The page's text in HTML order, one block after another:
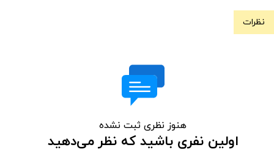
نظرات
هنوز نظری ثبت نشده
اولین نفری باشید که نظر می‌دهید